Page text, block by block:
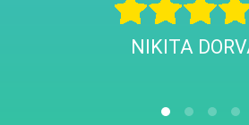
NIKITA